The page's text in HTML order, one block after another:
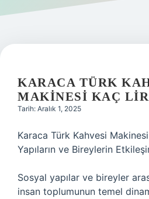
Gizlilik Politikası
Yasal Uyarı
KARACA TÜRK
MAKINESI KAÇ
Tarih: Aralık 1, 2025
Karaca Türk Kahvesi
Yapıların ve Bireylerin
Sosyal yapılar ve bireyler
insan toplumunun temel